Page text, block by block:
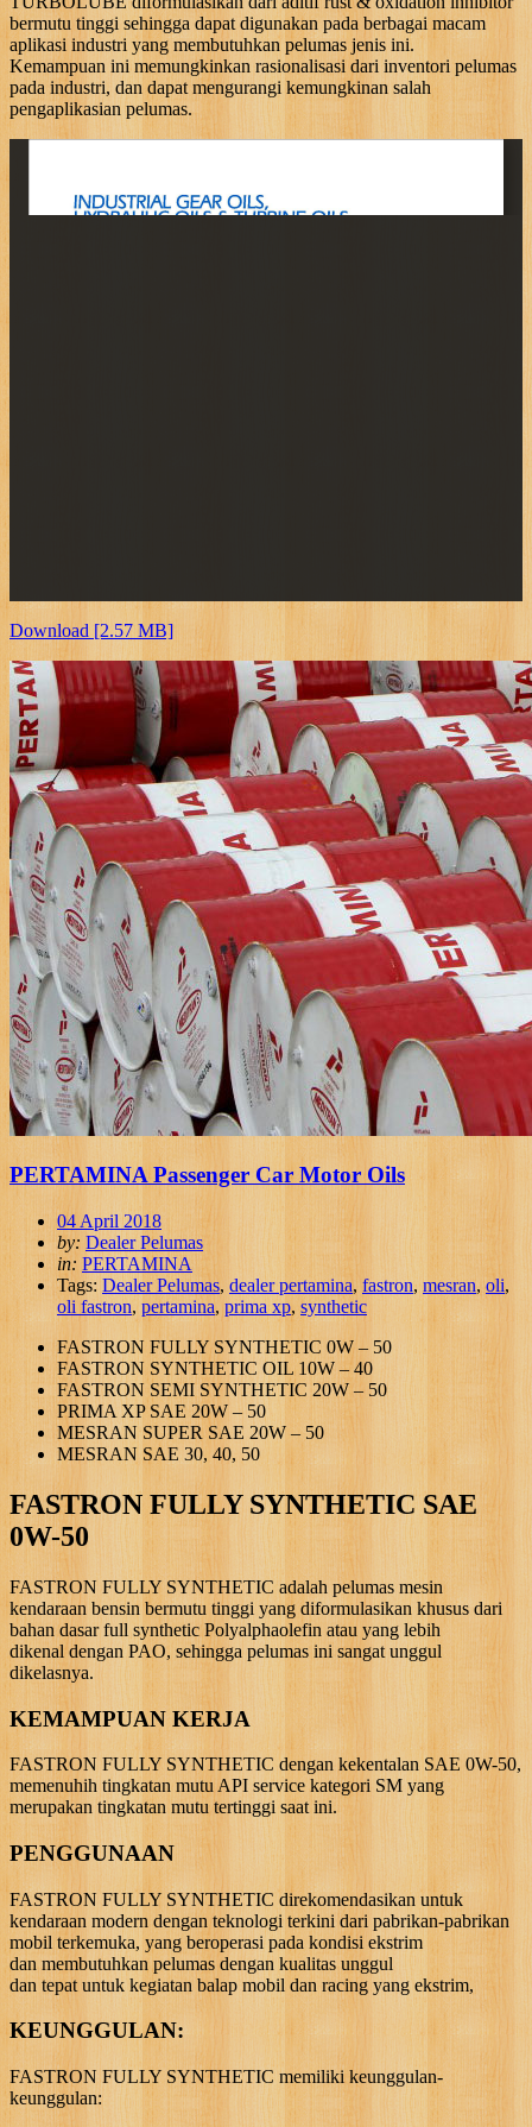
bermutu tinggi sehingga dapat digunakan pada berbagai macam
aplikasi industri yang membutuhkan pelumas jenis ini.
Kemampuan ini memungkinkan rasionalisasi dari inventori pelumas
pada industri, dan dapat mengurangi kemungkinan salah
pengaplikasian pelumas.
Download [2.57 MB]
PERTAMINA Passenger Car Motor Oils
04 April 2018
by: Dealer Pelumas
in: PERTAMINA
Tags: Dealer Pelumas, dealer pertamina, fastron, mesran,oli,
oli fastron, pertamina, prima xp, synthetic
FASTRON FULLY SYNTHETIC 0W – 50
FASTRON SYNTHETIC OIL 10W – 40
FASTRON SEMI SYNTHETIC 20W – 50
PRIMA XP SAE 20W – 50
MESRAN SUPER SAE 20W – 50
MESRAN SAE 30, 40, 50
FASTRON FULLY SYNTHETIC SAE
0W-50
FASTRON FULLY SYNTHETIC adalah pelumas mesin
kendaraan bensin bermutu tinggi yang diformulasikan khusus dari
bahan dasar full synthetic Polyalphaolefin atau yang lebih
dikenal dengan PAO, sehingga pelumas ini sangat unggul
dikelasnya.
KEMAMPUAN KERJA
FASTRON FULLY SYNTHETIC dengan kekentalan SAE 0W-50,
memenuhih tingkatan mutu API service kategori SM yang
merupakan tingkatan mutu tertinggi saat ini.
PENGGUNAAN
FASTRON FULLY SYNTHETIC direkomendasikan untuk
kendaraan modern dengan teknologi terkini dari pabrikan-pabrikan
mobil terkemuka, yang beroperasi pada kondisi ekstrim
dan membutuhkan pelumas dengan kualitas unggul
dan tepat untuk kegiatan balap mobil dan racing yang ekstrim,
KEUNGGULAN:
FASTRON FULLY SYNTHETIC memiliki keunggulan-
keunggulan: